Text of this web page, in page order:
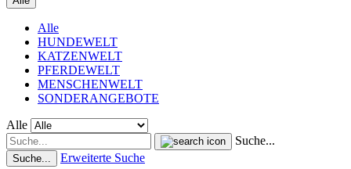
Alle
HUNDEWELT
KATZENWELT
PFERDEWELT
MENSCHENWELT
SONDERANGEBOTE
Alle
Suche...
Suche... Erweiterte Suche